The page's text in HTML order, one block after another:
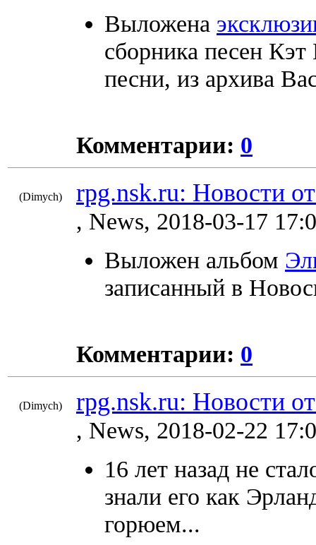
Выложена
сборника песен
песни, из архива
Комментарии: 0
(Dimych) rpg.nsk.ru: Новости
, News, 2018-03-17
Выложен альбом
записанный в
Комментарии: 0
(Dimych) rpg.nsk.ru: Новости
, News, 2018-02-22
16 лет назад не
знали его как
горюем...